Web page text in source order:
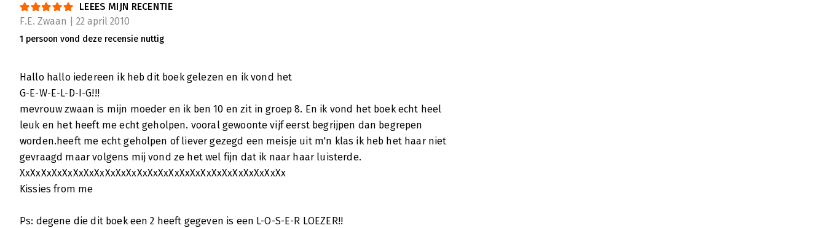
LEEES MIJN RECENTIE
F.E. Zwaan | 22 april 2010
1 persoon vond deze recensie nuttig
Hallo hallo iedereen ik heb dit boek gelezen en ik vond het
G-E-W-E-L-D-I-G!!!
mevrouw zwaan is mijn moeder en ik ben 10 en zit in groep 8. En ik vond het boek echt heel
leuk en het heeft me echt geholpen. vooral gewoonte vijf eerst begrijpen dan begrepen
worden.heeft me echt geholpen of liever gezegd een meisje uit m'n klas ik heb het haar niet
gevraagd maar volgens mij vond ze het wel fijn dat ik naar haar luisterde.
XxXxXxXxXxXxXxXxXxXxXxXxXxXxXxXxXxXxXxXxXxXxXxXxXx
Kissies from me
Ps: degene die dit boek een 2 heeft gegeven is een L-O-S-E-R LOEZER!!